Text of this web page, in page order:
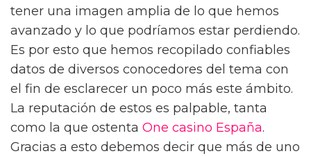
tener una imagen amplia de lo que hemos
avanzado y lo que podríamos estar perdiendo.
Es por esto que hemos recopilado confiables
datos de diversos conocedores del tema con
el fin de esclarecer un poco más este ámbito.
La reputación de estos es palpable, tanta
como la que ostenta One casino España.
Gracias a esto debemos decir que más de uno